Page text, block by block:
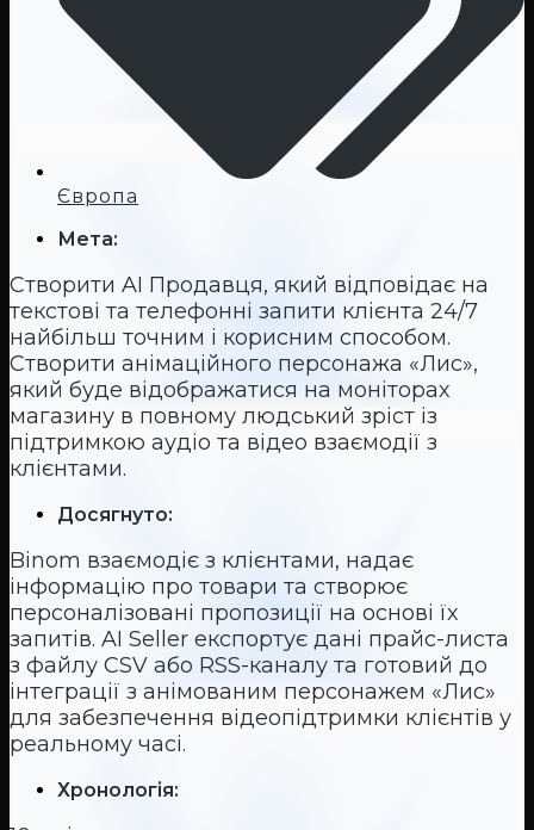
Європа
Мета:
Створити AI Продавця, який відповідає на
текстові та телефонні запити клієнта 24/7
найбільш точним і корисним способом.
Створити анімаційного персонажа «Лис»,
який буде відображатися на моніторах
магазину в повному людський зріст із
підтримкою аудіо та відео взаємодії з
клієнтами.
Досягнуто:
Binom взаємодіє з клієнтами, надає
інформацію про товари та створює
персоналізовані пропозиції на основі їх
запитів. AI Seller експортує дані прайс-листа
з файлу CSV або RSS-каналу та готовий до
інтеграції з анімованим персонажем «Лис»
для забезпечення відеопідтримки клієнтів у
реальному часі.
Хронологія: